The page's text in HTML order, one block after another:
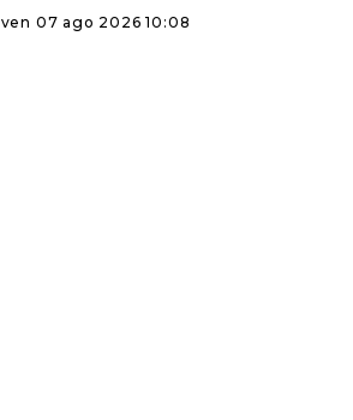
ven 07 ago 2026 10:08